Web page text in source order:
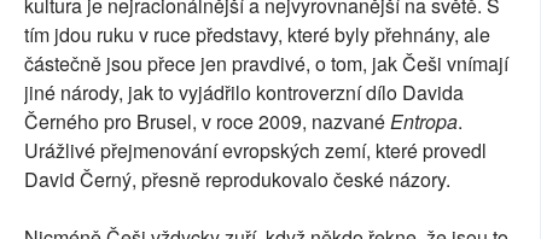
kultura je nejracionálnější a nejvyrovnanější na světě. S
tím jdou ruku v ruce představy, které byly přehnány, ale
částečně jsou přece jen pravdivé, o tom, jak Češi vnímají
jiné národy, jak to vyjádřilo kontroverzní dílo Davida
Černého pro Brusel, v roce 2009, nazvanéEntropa.
Urážlivé přejmenování evropských zemí, které provedl
David Černý, přesně reprodukovalo české názory.